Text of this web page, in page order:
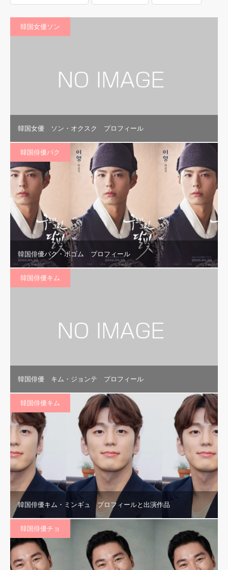
韓国女優ソン
韓国女優 ソン・オクスク プロフィール
韓国俳優パク
韓国俳優パク・ボゴム プロフィール
韓国俳優キム
韓国俳優 キム・ジョンテ プロフィール
韓国俳優キム
韓国俳優キム・ミンギュ プロフィールと出演作品
韓国俳優チョ